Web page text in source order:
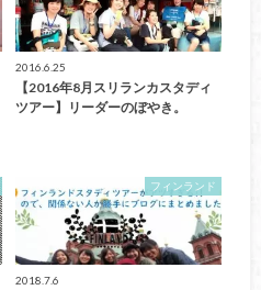
2016.6.25
【2016年8月スリランカスタディ
ツアー】リーダーのぼやき。
フィンランド
2018.7.6